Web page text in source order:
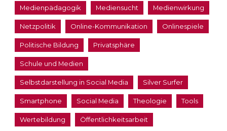
Medienpädagogik Mediensucht Medienwirkung
Netzpolitik Online-Kommunikation Onlinespiele
Politische Bildung Privatsphäre
Schule und Medien
Selbstdarstellung in Social Media Silver Surfer
Smartphone Social Media Theologie Tools
Wertebildung Öffentlichkeitsarbeit